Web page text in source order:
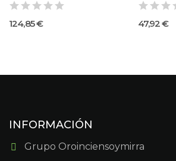
124,85 € 47,92 €
INFORMACIÓN
Grupo Oroinciensoymirra